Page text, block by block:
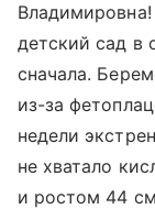
детский сад в
сначала.
из-за
недели
не хватало
и ростом 44